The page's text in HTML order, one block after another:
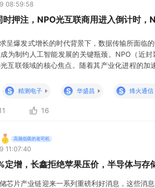
08:59:58
时押注，NPO光互联商用进入倒计时，
呈爆发式增长的时代背景下，数据传输所面临
为制约人工智能发展的关键瓶颈。NPO（近
互联领域的核心焦点。随着其产业化进程的
关核心标的的投资逻辑。 一、上游：核心器件
长
S 精测电子 S 华盛昌 S 烽火通信
16
高抛低吸的老司机
11:07:40
定增，长鑫拒绝苹果压价，半导体与存
芯片产业链迎来一系列重磅利好消息，这些消